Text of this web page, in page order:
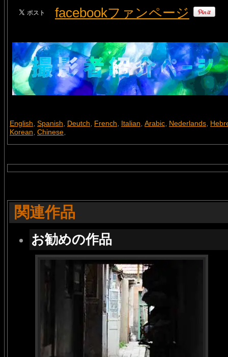
facebookファンページ
English, Spanish, Deutch, French, Italian, Arabic, Nederlands,
Korean, Chinese,
関連作品
お勧めの作品